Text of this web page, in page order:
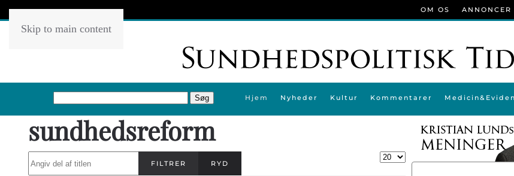
Skip to main content
Hjem Nyheder Kultur Kommentarer
OM OS ANNONCER
sundhedsreform
FILTRER RYD
Vis #